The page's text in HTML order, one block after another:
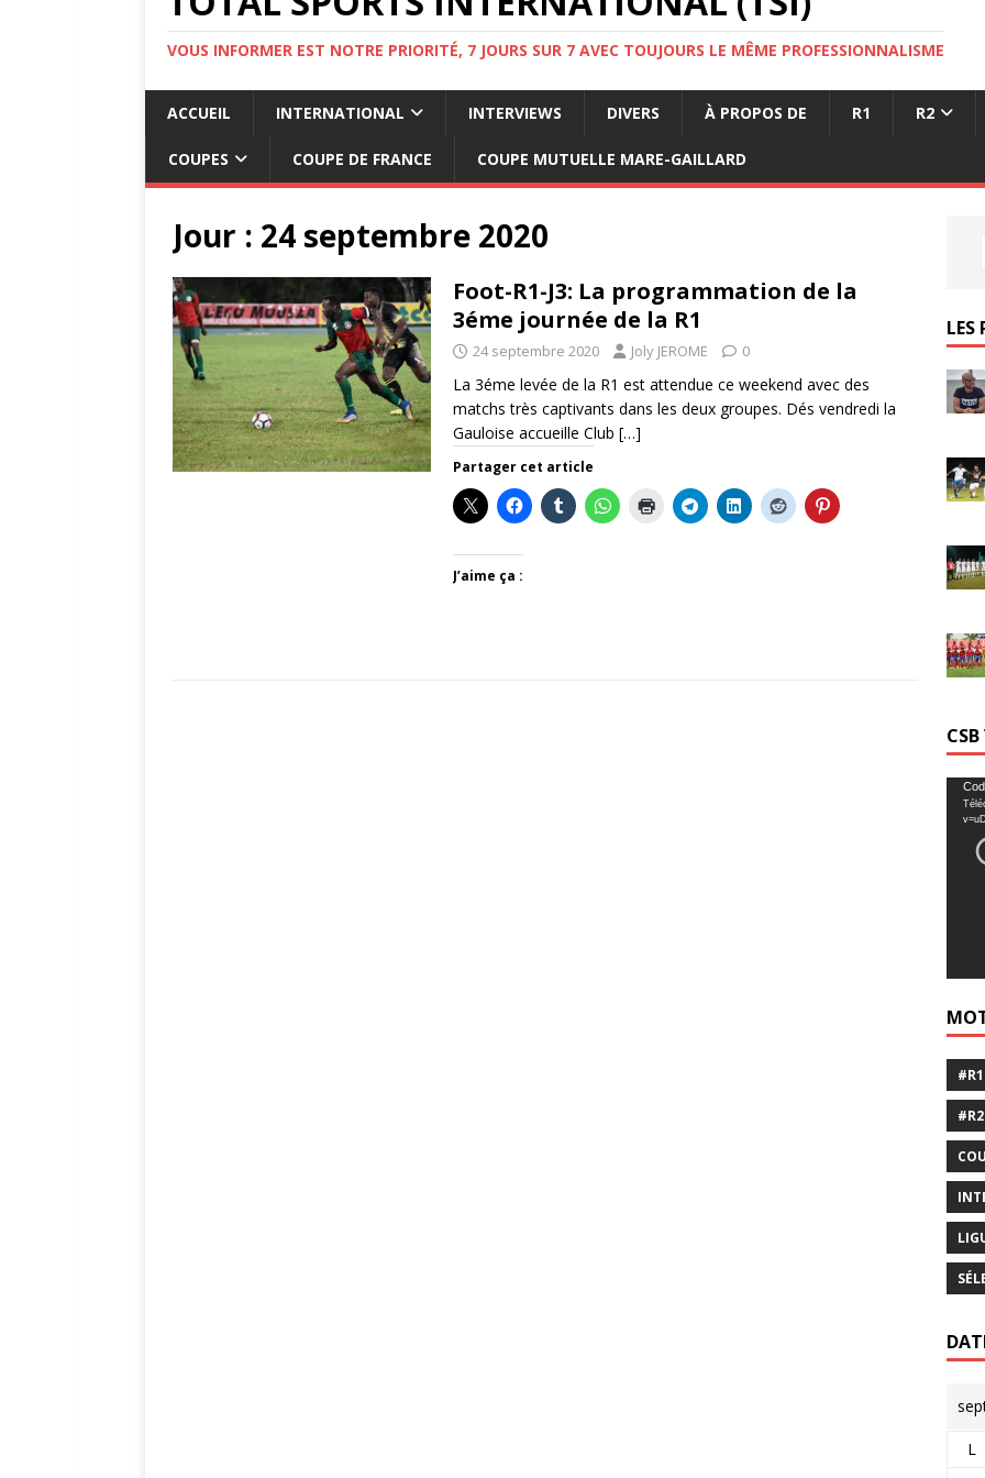
VOUS INFORMER EST NOTRE PRIORITÉ, 7 JOURS SUR 7 AVEC TOUJOURS LE MÊME PROFESSIONNALISME
ACCUEIL INTERNATIONAL INTERVIEWS DIVERS À PROPOS DE R1 R2
COUPES COUPE DE FRANCE COUPE MUTUELLE MARE-GAILLARD
Jour : 24 septembre 2020
Foot-R1-J3: La programmation de la
3éme journée de la R1
24 septembre 2020 Joly JEROME 0
La 3éme levée de la R1 est attendue ce weekend avec des
matchs très captivants dans les deux groupes. Dés vendredi la
Gauloise accueille Club […]
Partager cet article
J’aime ça :
LES
vidéo
L